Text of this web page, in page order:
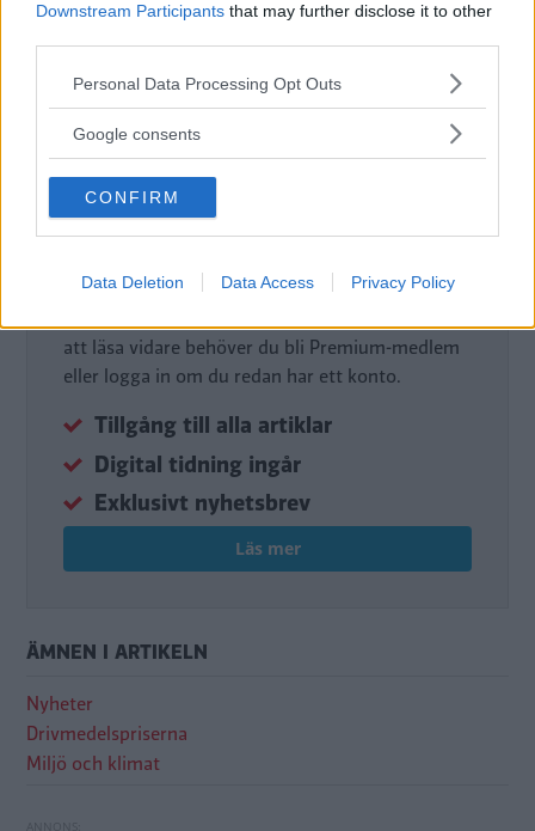
Downstream Participants that may further disclose it to other
Please note that this website/app uses one or more Google
not limited to your visit or usage behaviour. You may click to
use your data for below specified purposes in below Google
consent section.
Personal Data Processing Opt Outs
Google consents
CONFIRM
Data Deletion Data Access Privacy Policy
Det här är en låst artikel.Logga in
att fortsätta läsa.
DIGITAL PRENUMERATION
Ta del av allt material – bli
Premium-medlem
att läsa vidare behöver du bli Premium-medlem
eller logga in om du redan har ett konto.
Tillgång till alla artiklar
Digital tidning ingår
Exklusivt nyhetsbrev
Läs mer
ÄMNEN I ARTIKELN
Nyheter
Drivmedelspriserna
Miljö och klimat